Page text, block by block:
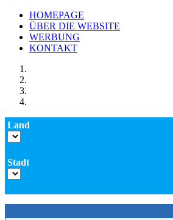
HOMEPAGE
ÜBER DIE WEBSITE
WERBUNG
KONTAKT
Land
Stadt